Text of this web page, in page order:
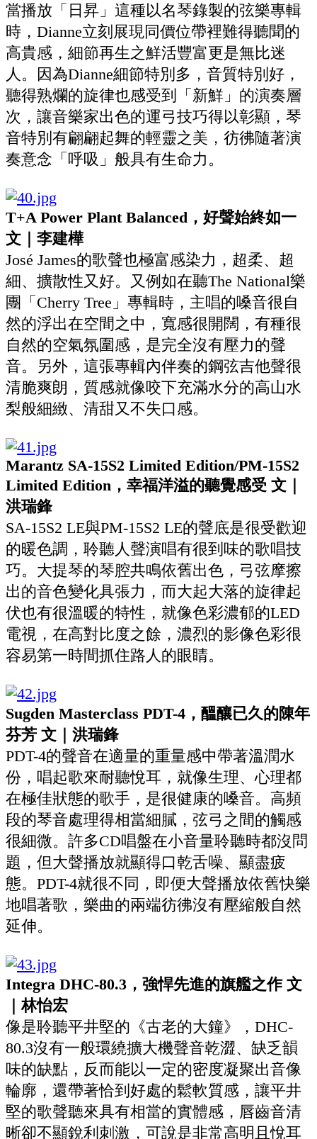
當播放「日昇」這種以名琴錄製的弦樂專輯
時，Dianne立刻展現同價位帶裡難得聽聞的
高貴感，細節再生之鮮活豐富更是無比迷
人。因為Dianne細節特別多，音質特別好，
聽得熟爛的旋律也感受到「新鮮」的演奏層
次，讓音樂家出色的運弓技巧得以彰顯，琴
音特別有翩翩起舞的輕靈之美，彷彿隨著演
奏意念「呼吸」般具有生命力。
T+A Power Plant Balanced，好聲始終如一
文｜李建樺
José James的歌聲也極富感染力，超柔、超
細、擴散性又好。又例如在聽The National樂
團「Cherry Tree」專輯時，主唱的嗓音很自
然的浮出在空間之中，寬感很開闊，有種很
自然的空氣氛圍感，是完全沒有壓力的聲
音。另外，這張專輯內伴奏的鋼弦吉他聲很
清脆爽朗，質感就像咬下充滿水分的高山水
梨般細緻、清甜又不失口感。
Marantz SA-15S2 Limited Edition/PM-15S2
Limited Edition，幸福洋溢的聽覺感受 文｜
洪瑞鋒
SA-15S2 LE與PM-15S2 LE的聲底是很受歡迎
的暖色調，聆聽人聲演唱有很到味的歌唱技
巧。大提琴的琴腔共鳴依舊出色，弓弦摩擦
出的音色變化具張力，而大起大落的旋律起
伏也有很溫暖的特性，就像色彩濃郁的LED
電視，在高對比度之餘，濃烈的影像色彩很
容易第一時間抓住路人的眼睛。
Sugden Masterclass PDT-4，醞釀已久的陳年
芬芳 文｜洪瑞鋒
PDT-4的聲音在適量的重量感中帶著溫潤水
份，唱起歌來耐聽悅耳，就像生理、心理都
在極佳狀態的歌手，是很健康的嗓音。高頻
段的琴音處理得相當細膩，弦弓之間的觸感
很細微。許多CD唱盤在小音量聆聽時都沒問
題，但大聲播放就顯得口乾舌噪、顯盡疲
態。PDT-4就很不同，即便大聲播放依舊快樂
地唱著歌，樂曲的兩端彷彿沒有壓縮般自然
延伸。
Integra DHC-80.3，強悍先進的旗艦之作 文
｜林怡宏
像是聆聽平井堅的《古老的大鐘》，DHC-
80.3沒有一般環繞擴大機聲音乾澀、缺乏韻
味的缺點，反而能以一定的密度凝聚出音像
輪廓，還帶著恰到好處的鬆軟質感，讓平井
堅的歌聲聽來具有相當的實體感，唇齒音清
晰卻不顯銳利刺激，可說是非常高明且悅耳